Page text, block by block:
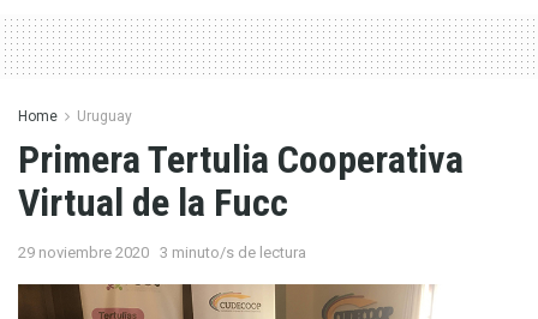
Home Uruguay
Primera Tertulia Cooperativa
Virtual de la Fucc
29 noviembre 2020 3 minuto/s de lectura